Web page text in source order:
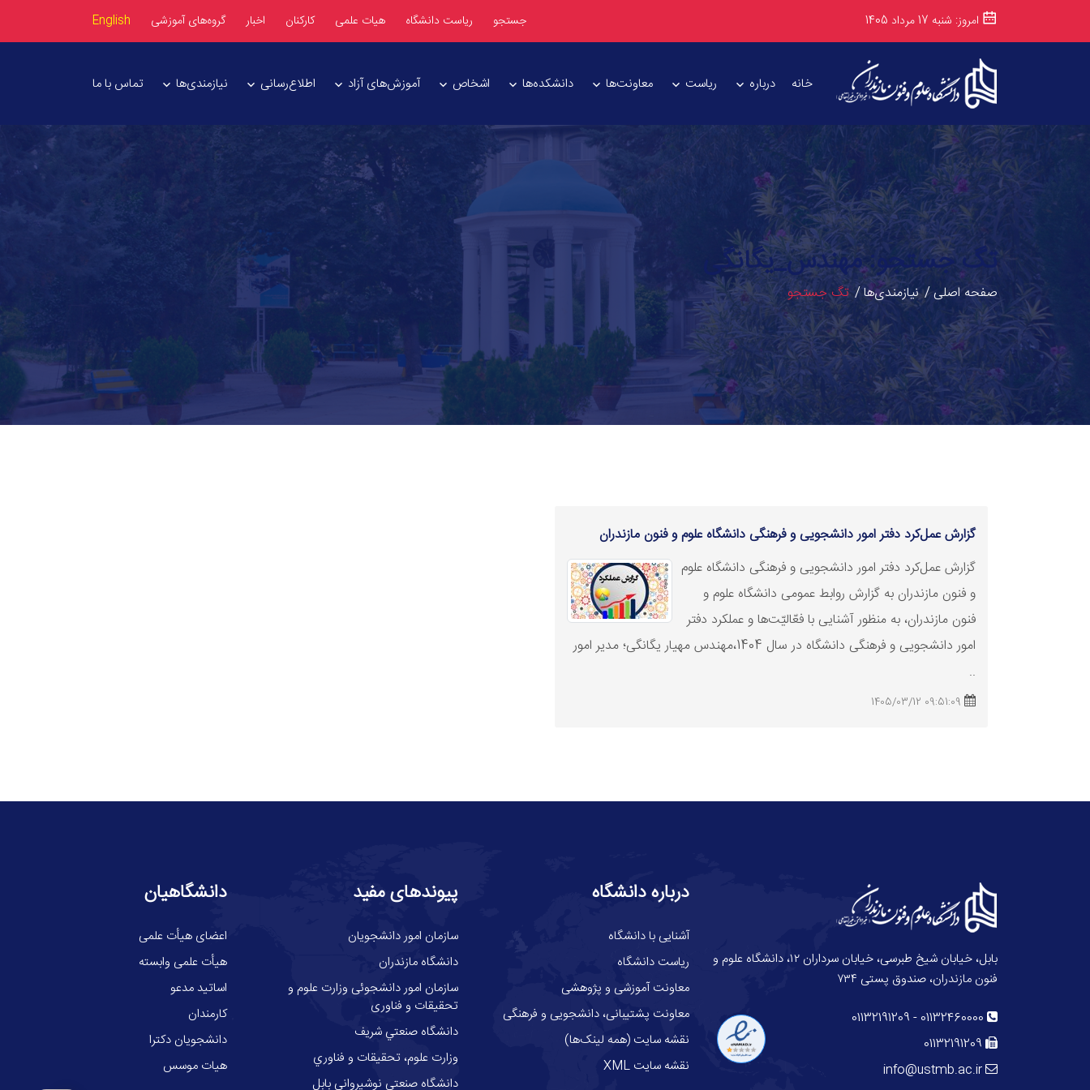
امروز: شنبه 17 مرداد 1405 جستجو ریاست دانشگاه هیات علمی کارکنان اخبار گروه‌های آموزشی English
خانه درباره ریاست معاونت‌ها دانشکده‌ها اشخاص آموزش‌های آزاد اطلاع‌رسانی نیازمندی‌ها تماس با ما
تگ جستجو: مهندس_یگانگی
صفحه اصلی نیازمندی‌ها تگ جستجو
گزارش عمل‌کرد دفتر امور دانشجویی و فرهنگی دانشگاه علوم و فنون مازندران
گزارش عمل‌کرد دفتر امور دانشجویی و فرهنگی دانشگاه علوم
و فنون مازندران به گزارش روابط عمومی دانشگاه علوم و
فنون مازندران، به منظور آشنایی با فعّالیّت‌ها و عملکرد دفتر
امور دانشجویی و فرهنگی دانشگاه در سال 1404،مهندس مهیار یگانگی؛ مدیر امور
..
09:51:09 1405/03/12
بابل، خیابان شیخ طبرسی، خیابان سرداران ۱۲، دانشگاه علوم و
فنون مازندران، صندوق پستی ۷۳۴
01132460000
-
01132191209
01132191209
info@ustmb.ac.ir
درباره دانشگاه
آشنایی با دانشگاه
ریاست دانشگاه
معاونت آموزشی و پژوهشی
معاونت پشتیبانی، دانشجویی و فرهنگی
نقشه سایت (همه لینک‌ها)
نقشه سایت XML
پیوندهای مفید
سازمان امور دانشجویان
دانشگاه مازندران
سازمان امور دانشجوئی وزارت علوم و
تحقیقات و فناوری
دانشگاه صنعتي شريف
وزارت علوم، تحقيقات و فناوري
دانشگاه صنعتی نوشیروانی بابل
دانشگاهیان
اعضای هیأت علمی
هیأت علمی وابسته
اساتید مدعو
کارمندان
دانشجویان دکترا
هیات موسس